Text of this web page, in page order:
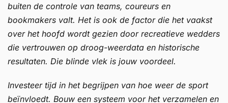
buiten de controle van teams, coureurs en
bookmakers valt. Het is ook de factor die het vaakst
over het hoofd wordt gezien door recreatieve wedders
die vertrouwen op droog-weerdata en historische
resultaten. Die blinde vlek is jouw voordeel.
Investeer tijd in het begrijpen van hoe weer de sport
beïnvloedt. Bouw een systeem voor het verzamelen en